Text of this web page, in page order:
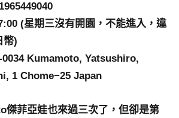
(星期三沒有開園，不能進入，違
幣)
0034 Kumamoto, Yatsushiro,
1 Chome−25 Japan
傑菲亞娃也來過三次了，但卻是第